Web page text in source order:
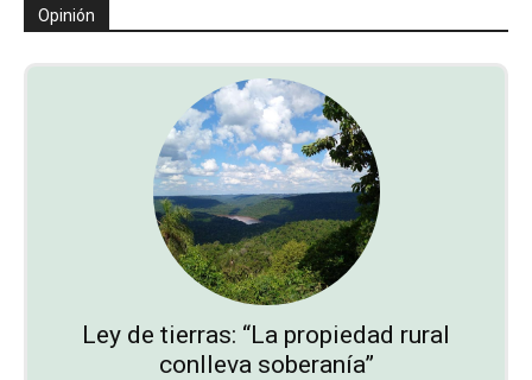
Opinión
Ley de tierras: “La propiedad rural
conlleva soberanía”